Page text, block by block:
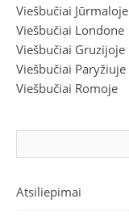
Viešbučiai Jūrmaloje
Viešbučiai Londone
Viešbučiai Gruzijoje
Viešbučiai Paryžiuje
Viešbučiai Romoje
Atsiliepimai